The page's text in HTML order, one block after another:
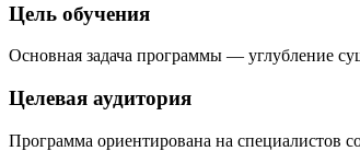
Цель обучения
Основная задача программы — углубление
Целевая аудитория
Программа ориентирована на специалистов